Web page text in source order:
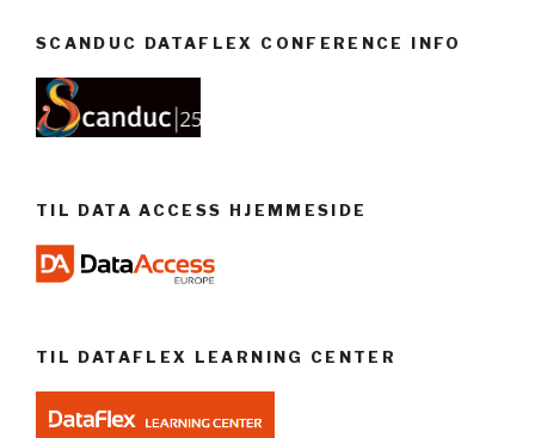
SCANDUC DATAFLEX CONFERENCE INFO
TIL DATA ACCESS HJEMMESIDE
TIL DATAFLEX LEARNING CENTER